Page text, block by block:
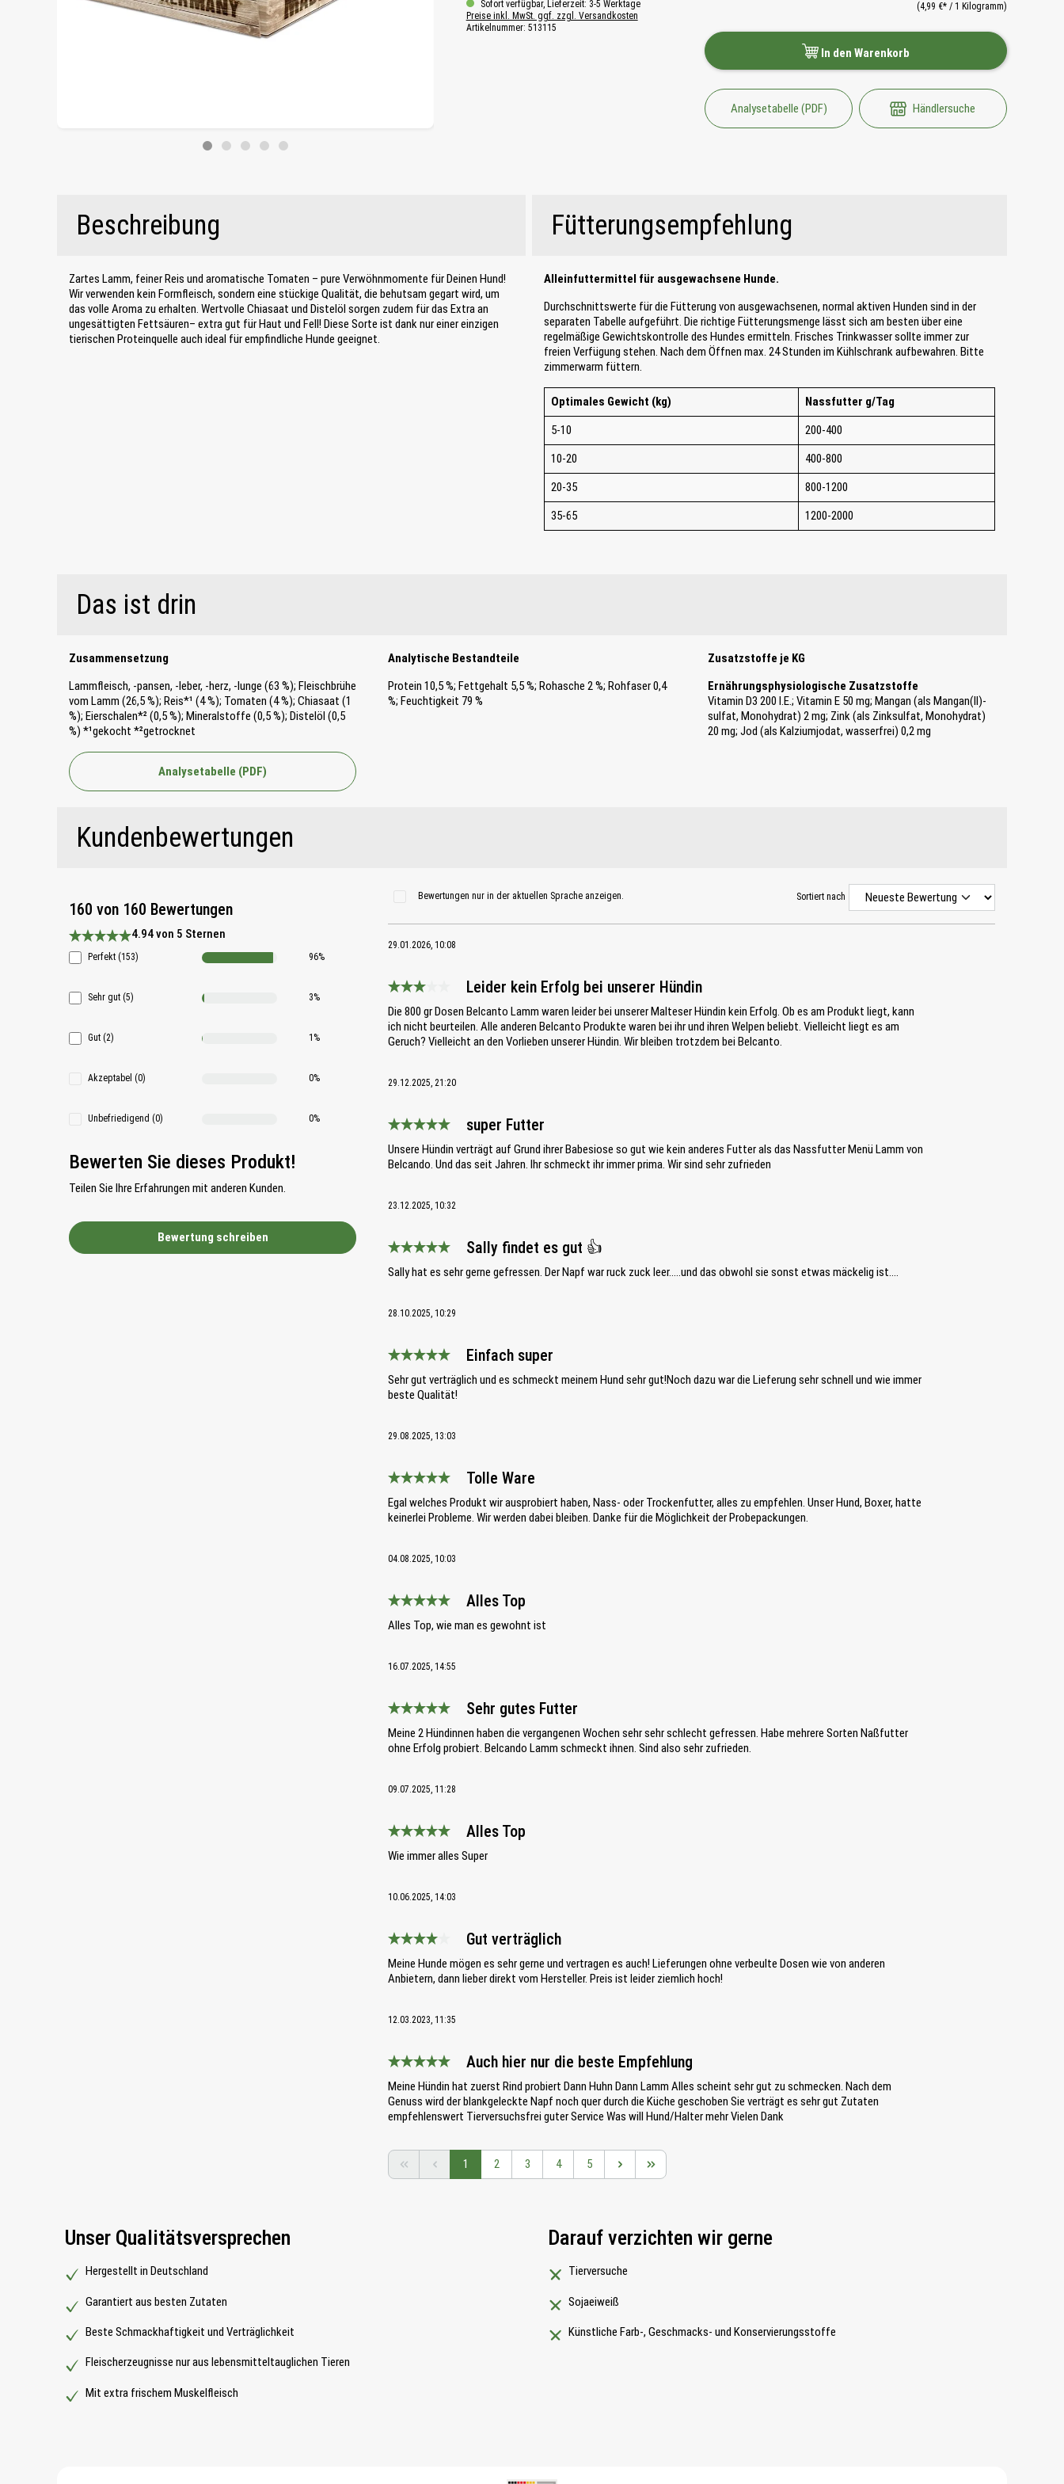
Sofort verfügbar, Lieferzeit: 3-5 Werktage
Preise inkl. MwSt. ggf. zzgl. Versandkosten
Artikelnummer: 513115
(4,99 €* / 1 Kilogramm)
In den Warenkorb
Analysetabelle (PDF) Händlersuche
Beschreibung
Zartes Lamm, feiner Reis und aromatische Tomaten – pure Verwöhnmomente für Deinen Hund!
Wir verwenden kein Formfleisch, sondern eine stückige Qualität, die behutsam gegart wird, um
das volle Aroma zu erhalten. Wertvolle Chiasaat und Distelöl sorgen zudem für das Extra an
ungesättigten Fettsäuren– extra gut für Haut und Fell! Diese Sorte ist dank nur einer einzigen
tierischen Proteinquelle auch ideal für empfindliche Hunde geeignet.
Fütterungsempfehlung
Alleinfuttermittel für ausgewachsene Hunde.
Durchschnittswerte für die Fütterung von ausgewachsenen, normal aktiven Hunden sind in der
separaten Tabelle aufgeführt. Die richtige Fütterungsmenge lässt sich am besten über eine
regelmäßige Gewichtskontrolle des Hundes ermitteln. Frisches Trinkwasser sollte immer zur
freien Verfügung stehen. Nach dem Öffnen max. 24 Stunden im Kühlschrank aufbewahren. Bitte
zimmerwarm füttern.
Optimales Gewicht (kg)
Nassfutter g/Tag
5-10
200-400
10-20
400-800
20-35
800-1200
35-65
1200-2000
Das ist drin
Zusammensetzung
Lammfleisch, -pansen, -leber, -herz, -lunge (63 %); Fleischbrühe
vom Lamm (26,5 %); Reis*¹ (4 %); Tomaten (4 %); Chiasaat (1
%); Eierschalen*² (0,5 %); Mineralstoffe (0,5 %); Distelöl (0,5
%) *¹gekocht *²getrocknet
Analytische Bestandteile
Protein 10,5 %; Fettgehalt 5,5 %; Rohasche 2 %; Rohfaser 0,4
%; Feuchtigkeit 79 %
Zusatzstoffe je KG
Ernährungsphysiologische Zusatzstoffe
Vitamin D3 200 I.E.; Vitamin E 50 mg; Mangan (als Mangan(II)-
sulfat, Monohydrat) 2 mg; Zink (als Zinksulfat, Monohydrat)
20 mg; Jod (als Kalziumjodat, wasserfrei) 0,2 mg
Analysetabelle (PDF)
Kundenbewertungen
160 von 160 Bewertungen
Durchschnittliche Bewertung 4.9 von 5 Sternen
4.94 von 5 Sternen
Perfekt (153) 96%
Sehr gut (5) 3%
Gut (2) 1%
Akzeptabel (0) 0%
Unbefriedigend (0) 0%
Bewerten Sie dieses Produkt!
Teilen Sie Ihre Erfahrungen mit anderen Kunden.
Bewertung schreiben
Bewertungen nur in der aktuellen Sprache anzeigen. Sortiert nach
29.01.2026, 10:08
Leider kein Erfolg bei unserer Hündin
Die 800 gr Dosen Belcanto Lamm waren leider bei unserer Malteser Hündin kein Erfolg. Ob es am Produkt liegt, kann
ich nicht beurteilen. Alle anderen Belcanto Produkte waren bei ihr und ihren Welpen beliebt. Vielleicht liegt es am
Geruch? Vielleicht an den Vorlieben unserer Hündin. Wir bleiben trotzdem bei Belcanto.
29.12.2025, 21:20
Bewertung mit 5 von 5 Sternen
super Futter
Unsere Hündin verträgt auf Grund ihrer Babesiose so gut wie kein anderes Futter als das Nassfutter Menü Lamm von
Belcando. Und das seit Jahren. Ihr schmeckt ihr immer prima. Wir sind sehr zufrieden
23.12.2025, 10:32
Bewertung mit 5 von 5 Sternen
Sally findet es gut 👍
Sally hat es sehr gerne gefressen. Der Napf war ruck zuck leer.....und das obwohl sie sonst etwas mäckelig ist....
28.10.2025, 10:29
Einfach super
Sehr gut verträglich und es schmeckt meinem Hund sehr gut!Noch dazu war die Lieferung sehr schnell und wie immer
beste Qualität!
29.08.2025, 13:03
Tolle Ware
Egal welches Produkt wir ausprobiert haben, Nass- oder Trockenfutter, alles zu empfehlen. Unser Hund, Boxer, hatte
keinerlei Probleme. Wir werden dabei bleiben. Danke für die Möglichkeit der Probepackungen.
04.08.2025, 10:03
Bewertung mit 5 von 5 Sternen
Alles Top
Alles Top, wie man es gewohnt ist
16.07.2025, 14:55
Bewertung mit 5 von 5 Sternen
Sehr gutes Futter
Meine 2 Hündinnen haben die vergangenen Wochen sehr sehr schlecht gefressen. Habe mehrere Sorten Naßfutter
ohne Erfolg probiert. Belcando Lamm schmeckt ihnen. Sind also sehr zufrieden.
09.07.2025, 11:28
Bewertung mit 5 von 5 Sternen
Alles Top
Wie immer alles Super
10.06.2025, 14:03
Gut verträglich
Meine Hunde mögen es sehr gerne und vertragen es auch! Lieferungen ohne verbeulte Dosen wie von anderen
Anbietern, dann lieber direkt vom Hersteller. Preis ist leider ziemlich hoch!
12.03.2023, 11:35
Auch hier nur die beste Empfehlung
Meine Hündin hat zuerst Rind probiert Dann Huhn Dann Lamm Alles scheint sehr gut zu schmecken. Nach dem
Genuss wird der blankgeleckte Napf noch quer durch die Küche geschoben Sie verträgt es sehr gut Zutaten
empfehlenswert Tierversuchsfrei guter Service Was will Hund/Halter mehr Vielen Dank
Seite
1 Seite
2 Seite
3 Seite
4 Seite
5
Unser Qualitätsversprechen
Hergestellt in Deutschland
Garantiert aus besten Zutaten
Beste Schmackhaftigkeit und Verträglichkeit
Fleischerzeugnisse nur aus lebensmitteltauglichen Tieren
Mit extra frischem Muskelfleisch
Darauf verzichten wir gerne
Tierversuche
Sojaeiweiß
Künstliche Farb-, Geschmacks- und Konservierungsstoffe